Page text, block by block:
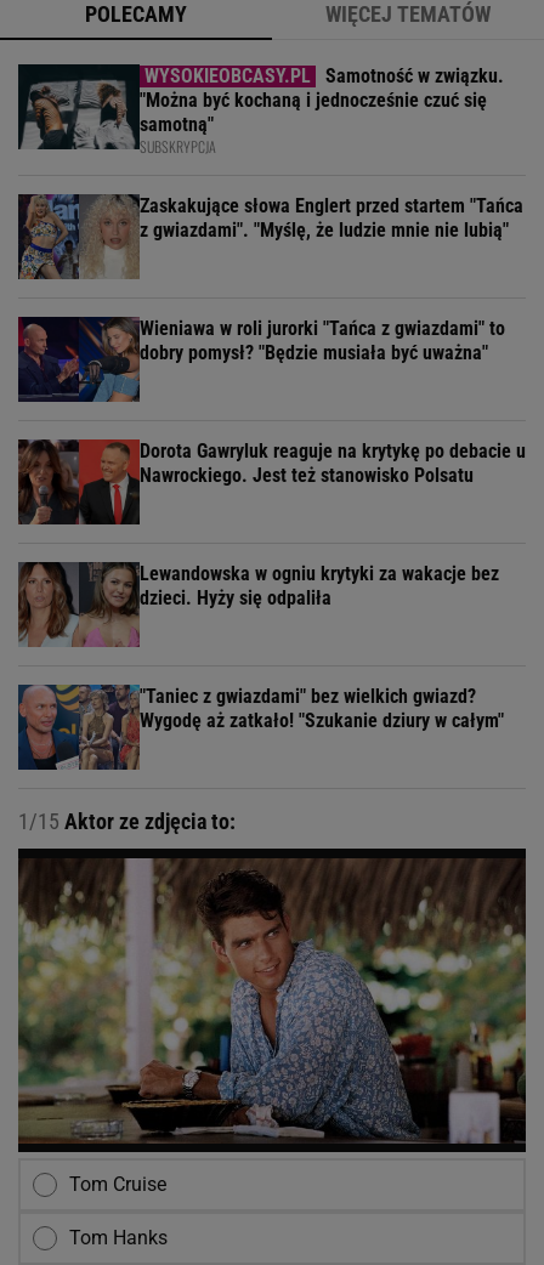
POLECAMY WIĘCEJ TEMATÓW
Samotność w związku.
"Można być kochaną i jednocześnie czuć się
samotną"
SUBSKRYPCJA
Zaskakujące słowa Englert przed startem "Tańca
z gwiazdami". "Myślę, że ludzie mnie nie lubią"
Wieniawa w roli jurorki "Tańca z gwiazdami" to
dobry pomysł? "Będzie musiała być uważna"
Dorota Gawryluk reaguje na krytykę po debacie u
Nawrockiego. Jest też stanowisko Polsatu
Lewandowska w ogniu krytyki za wakacje bez
dzieci. Hyży się odpaliła
"Taniec z gwiazdami" bez wielkich gwiazd?
Wygodę aż zatkało! "Szukanie dziury w całym"
1/15 Aktor ze zdjęcia to:
Tom Cruise
Tom Hanks